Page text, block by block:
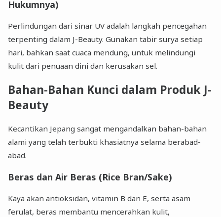
Hukumnya)
Perlindungan dari sinar UV adalah langkah pencegahan
terpenting dalam J-Beauty. Gunakan tabir surya setiap
hari, bahkan saat cuaca mendung, untuk melindungi
kulit dari penuaan dini dan kerusakan sel.
Bahan-Bahan Kunci dalam Produk J-
Beauty
Kecantikan Jepang sangat mengandalkan bahan-bahan
alami yang telah terbukti khasiatnya selama berabad-
abad.
Beras dan Air Beras (Rice Bran/Sake)
Kaya akan antioksidan, vitamin B dan E, serta asam
ferulat, beras membantu mencerahkan kulit,